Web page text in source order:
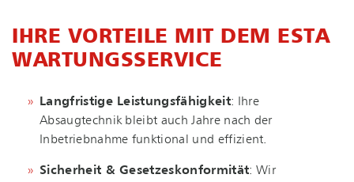
IHRE VORTEILE MIT DEM ESTA
WARTUNGSSERVICE
Langfristige Leistungsfähigkeit: Ihre
Absaugtechnik bleibt auch Jahre nach der
Inbetriebnahme funktional und effizient.
Sicherheit & Gesetzeskonformität: Wir